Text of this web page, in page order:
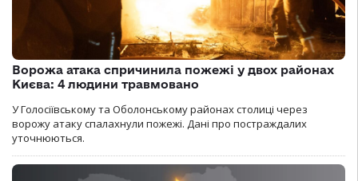
Ворожа атака спричинила пожежі у двох районах
Києва: 4 людини травмовано
У Голосіївському та Оболонському районах столиці через
ворожу атаку спалахнули пожежі. Дані про постраждалих
уточнюються.